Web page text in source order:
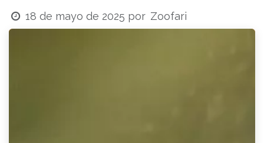
18 de mayo de 2025 por Zoofari